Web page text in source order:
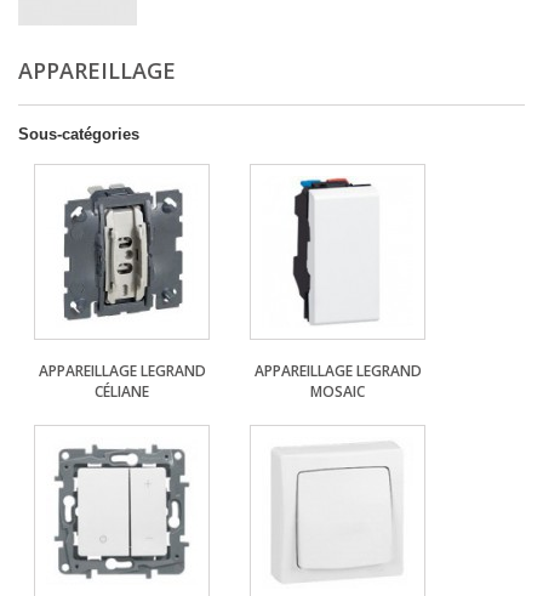
APPAREILLAGE
Sous-catégories
APPAREILLAGE LEGRAND
CÉLIANE
APPAREILLAGE LEGRAND
MOSAIC